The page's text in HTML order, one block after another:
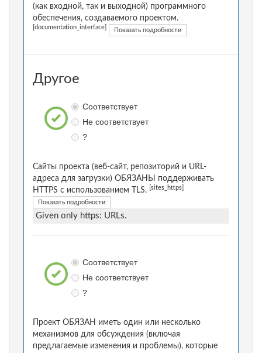
(как входной, так и выходной) программного
обеспечения, создаваемого проектом.
[documentation_interface] Показать подробности
Другое
Соответствует
Не соответствует
?
Сайты проекта (веб-сайт, репозиторий и URL-
адреса для загрузки) ОБЯЗАНЫ поддерживать
HTTPS с использованием TLS.
[sites_https]
Показать подробности
Given only https: URLs.
Соответствует
Не соответствует
?
Проект ОБЯЗАН иметь один или несколько
механизмов для обсуждения (включая
предлагаемые изменения и проблемы), которые